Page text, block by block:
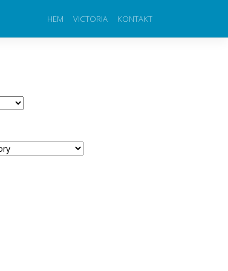
HEM VICTORIA KONTAKT